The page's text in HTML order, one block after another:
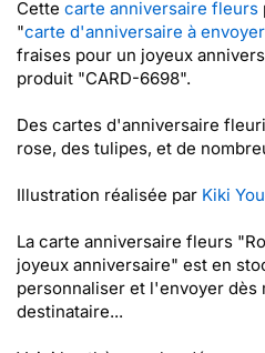
Cette carte anniversaire fleurs
"carte d'anniversaire à envoyer
fraises pour un joyeux
produit "CARD-6698".
Des cartes d'anniversaire
rose, des tulipes, et de
Illustration réalisée par Kiki
La carte anniversaire fleurs
joyeux anniversaire" est en
personnaliser et l'envoyer dès
destinataire...